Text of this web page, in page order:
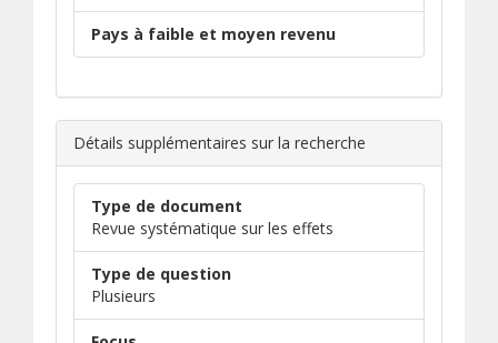
Pays à faible et moyen revenu
Détails supplémentaires sur la recherche
Type de document
Revue systématique sur les effets
Type de question
Plusieurs